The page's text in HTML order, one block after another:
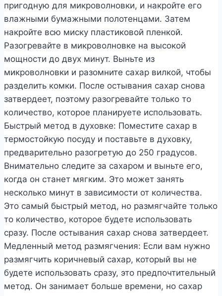
пригодную для микроволновки, и накройте его
влажными бумажными полотенцами. Затем
накройте всю миску пластиковой пленкой.
Разогревайте в микроволновке на высокой
мощности до двух минут. Выньте из
микроволновки и разомните сахар вилкой, чтобы
разделить комки. После остывания сахар снова
затвердеет, поэтому разогревайте только то
количество, которое планируете использовать.
Быстрый метод в духовке: Поместите сахар в
термостойкую посуду и поставьте в духовку,
предварительно разогретую до 250 градусов.
Внимательно следите за сахаром и выньте его,
когда он станет мягким. Это может занять
несколько минут в зависимости от количества.
Это самый быстрый метод, но размягчайте только
то количество, которое будете использовать
сразу. После остывания сахар снова затвердеет.
Медленный метод размягчения: Если вам нужно
размягчить коричневый сахар, который вы не
будете использовать сразу, это предпочтительный
метод. Он занимает больше времени, но сахар